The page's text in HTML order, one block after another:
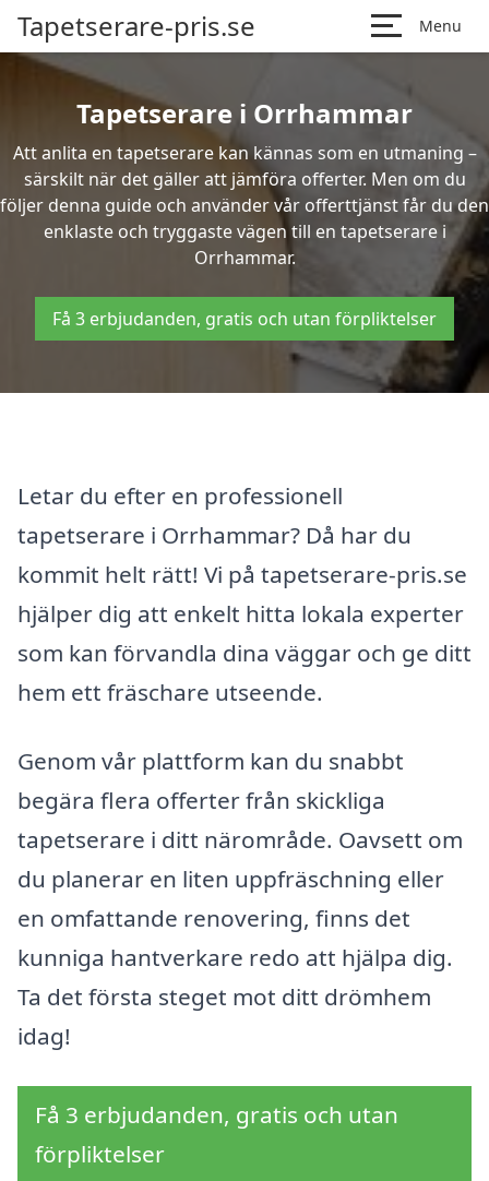
Tapetserare-pris.se Menu
Tapetserare i Orrhammar
Att anlita en tapetserare kan kännas som en utmaning –
särskilt när det gäller att jämföra offerter. Men om du
följer denna guide och använder vår offerttjänst får du den
enklaste och tryggaste vägen till en tapetserare i
Orrhammar.
Få 3 erbjudanden, gratis och utan förpliktelser
Letar du efter en professionell
tapetserare i Orrhammar? Då har du
kommit helt rätt! Vi på tapetserare-pris.se
hjälper dig att enkelt hitta lokala experter
som kan förvandla dina väggar och ge ditt
hem ett fräschare utseende.
Genom vår plattform kan du snabbt
begära flera offerter från skickliga
tapetserare i ditt närområde. Oavsett om
du planerar en liten uppfräschning eller
en omfattande renovering, finns det
kunniga hantverkare redo att hjälpa dig.
Ta det första steget mot ditt drömhem
idag!
Få 3 erbjudanden, gratis och utan
förpliktelser